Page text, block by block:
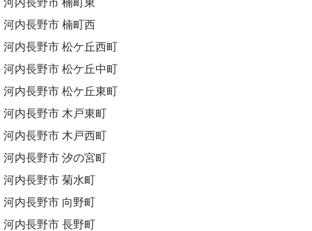
河内長野市 楠町東
河内長野市 楠町西
河内長野市 松ケ丘西町
河内長野市 松ケ丘中町
河内長野市 松ケ丘東町
河内長野市 木戸東町
河内長野市 木戸西町
河内長野市 汐の宮町
河内長野市 菊水町
河内長野市 向野町
河内長野市 長野町